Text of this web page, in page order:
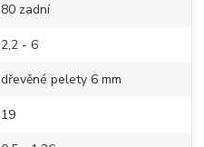
80 zadní
2,2 - 6
dřevěné pelety 6 mm
19